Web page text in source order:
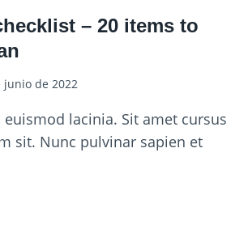
– 20 items to
junio de 2022
lacinia. Sit amet cursus
sit. Nunc pulvinar sapien et